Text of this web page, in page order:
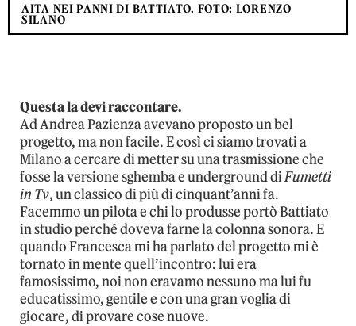
AITA NEI PANNI DI BATTIATO. FOTO: LORENZO
SILANO
Questa la devi raccontare.
Ad Andrea Pazienza avevano proposto un bel
progetto, ma non facile. E così ci siamo trovati a
Milano a cercare di metter su una trasmissione che
fosse la versione sghemba e underground diFumetti
in Tv, un classico di più di cinquant’anni fa.
Facemmo un pilota e chi lo produsse portò Battiato
in studio perché doveva farne la colonna sonora. E
quando Francesca mi ha parlato del progetto mi è
tornato in mente quell’incontro: lui era
famosissimo, noi non eravamo nessuno ma lui fu
educatissimo, gentile e con una gran voglia di
giocare, di provare cose nuove.